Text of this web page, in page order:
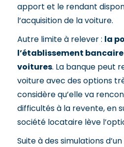
apport et le rendant
l’acquisition de la voiture.
Autre limite à relever : la
l’établissement
voitures. La banque peut
voiture avec des options
considère qu’elle va
difficultés à la revente, en
société locataire lève
Suite à des simulations